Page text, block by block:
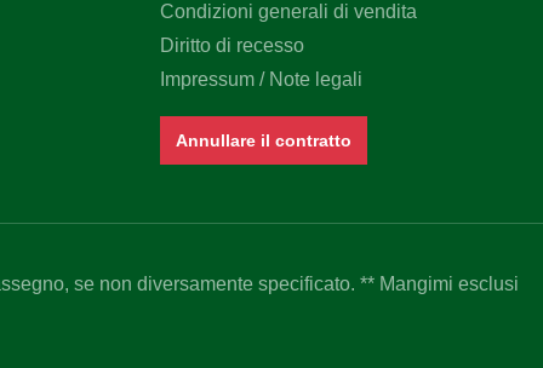
Condizioni generali di vendita
Diritto di recesso
Impressum / Note legali
Annullare il contratto
se non diversamente specificato. ** Mangimi esclusi